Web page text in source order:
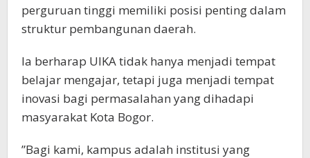
perguruan tinggi memiliki posisi penting dalam
struktur pembangunan daerah.
Ia berharap UIKA tidak hanya menjadi tempat
belajar mengajar, tetapi juga menjadi tempat
inovasi bagi permasalahan yang dihadapi
masyarakat Kota Bogor.
​”Bagi kami, kampus adalah institusi yang